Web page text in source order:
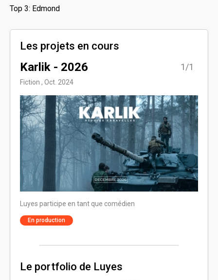
Top 3: Edmond
Les projets en cours
Karlik - 2026
Fiction , Oct. 2024
1/1
Luyes participe en tant que comédien
En production
Le portfolio de Luyes